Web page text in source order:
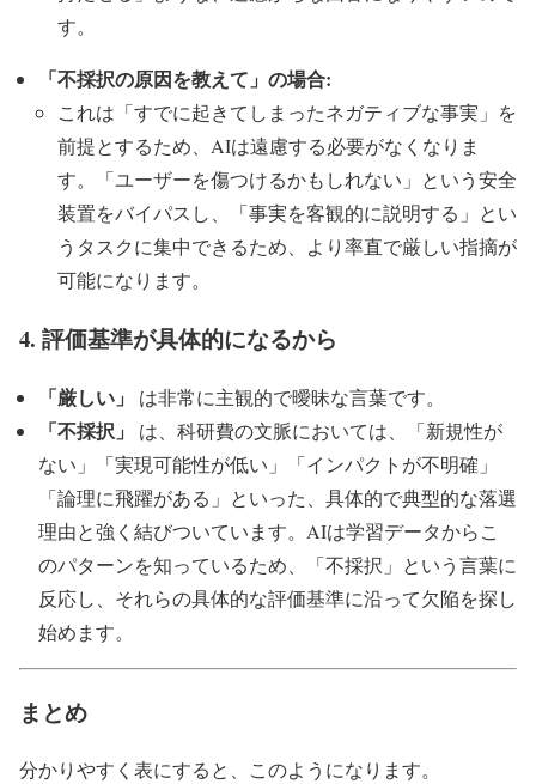
す。
「不採択の原因を教えて」の場合:
これは「すでに起きてしまったネガティブな事実」を
前提とするため、AIは遠慮する必要がなくなりま
す。「ユーザーを傷つけるかもしれない」という安全
装置をバイパスし、「事実を客観的に説明する」とい
うタスクに集中できるため、より率直で厳しい指摘が
可能になります。
4. 評価基準が具体的になるから
「厳しい」 は非常に主観的で曖昧な言葉です。
「不採択」
は、科研費の文脈においては、「新規性が
ない」「実現可能性が低い」「インパクトが不明確」
「論理に飛躍がある」といった、具体的で典型的な落選
理由と強く結びついています。AIは学習データからこ
のパターンを知っているため、「不採択」という言葉に
反応し、それらの具体的な評価基準に沿って欠陥を探し
始めます。
まとめ
分かりやすく表にすると、このようになります。